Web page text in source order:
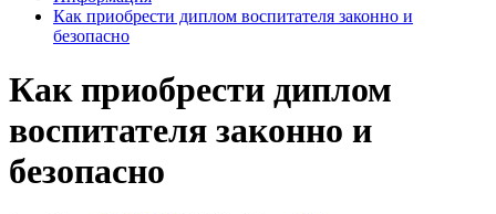
Как приобрести диплом воспитателя законно и
безопасно
Как приобрести диплом
воспитателя законно и
безопасно